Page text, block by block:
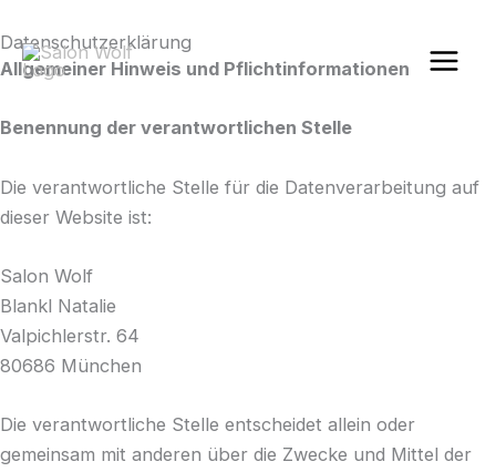
Inhalt
springen
Datenschutzerklärung
Allgemeiner Hinweis und Pflichtinformationen
Benennung der verantwortlichen Stelle
Die verantwortliche Stelle für die Datenverarbeitung auf
dieser Website ist:
Salon Wolf
Blankl Natalie
Valpichlerstr. 64
80686 München
Die verantwortliche Stelle entscheidet allein oder
gemeinsam mit anderen über die Zwecke und Mittel der